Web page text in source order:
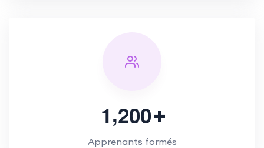
1,200
Apprenants formés